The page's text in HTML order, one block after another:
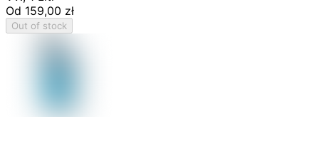
Od 159,00 zł
Out of stock